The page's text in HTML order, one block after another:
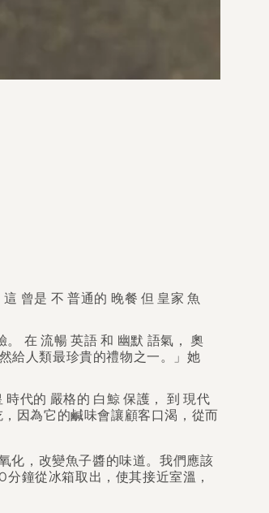
這 曾是 不 普通的 晚餐 但 皇家 魚
在 流暢 英語 和 幽默 語氣， 奧
給人類最珍貴的禮物之一。」她
時代的 嚴格的 白鯨 保護， 到 現代
因為它的鹹味會讓顧客口渴，從而
化，改變魚子醬的味道。我們應該
鐘從冰箱取出，使其接近室溫，